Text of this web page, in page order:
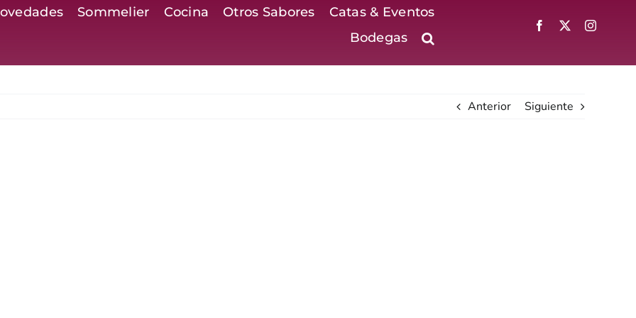
Sommelier Cocina Otros Sabores
Catas & Eventos
Bodegas
Anterior Siguiente